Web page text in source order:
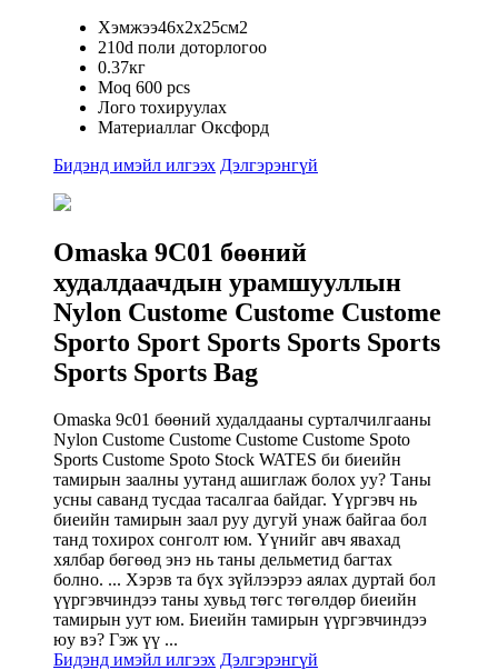
Хэмжээ46x2x25см2
210d поли доторлогоо
0.37кг
Moq 600 pcs
Лого тохируулах
Материаллаг Оксфорд
Бидэнд имэйл илгээх Дэлгэрэнгүй
Omaska ​​9C01 бөөний
худалдаачдын урамшууллын
Nylon Custome Custome Custome
Sporto Sport Sports Sports Sports
Sports Sports Bag
Omaska ​​9c01 бөөний худалдааны сурталчилгааны
Nylon Custome Custome Custome Custome Spoto
Sports Custome Spoto Stock WATES би биеийн
тамирын заалны уутанд ашиглаж болох уу? Таны
усны саванд тусдаа тасалгаа байдаг. Үүргэвч нь
биеийн тамирын заал руу дугуй унаж байгаа бол
танд тохирох сонголт юм. Үүнийг авч явахад
хялбар бөгөөд энэ нь таны дельметид багтах
болно. ... Хэрэв та бүх зүйлээрээ аялах дуртай бол
үүргэвчиндээ таны хувьд төгс төгөлдөр биеийн
тамирын уут юм. Биеийн тамирын үүргэвчиндээ
юу вэ? Гэж үү ...
Бидэнд имэйл илгээх Дэлгэрэнгүй